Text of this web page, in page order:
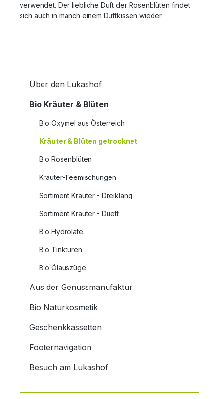
verwendet. Der liebliche Duft der Rosenblüten findet
sich auch in manch einem Duftkissen wieder.
Über den Lukashof
Bio Kräuter & Blüten
Bio Oxymel aus Österreich
Kräuter & Blüten getrocknet
Bio Rosenblüten
Kräuter-Teemischungen
Sortiment Kräuter - Dreiklang
Sortiment Kräuter - Duett
Bio Hydrolate
Bio Tinkturen
Bio Ölauszüge
Aus der Genussmanufaktur
Bio Naturkosmetik
Geschenkkassetten
Footernavigation
Besuch am Lukashof